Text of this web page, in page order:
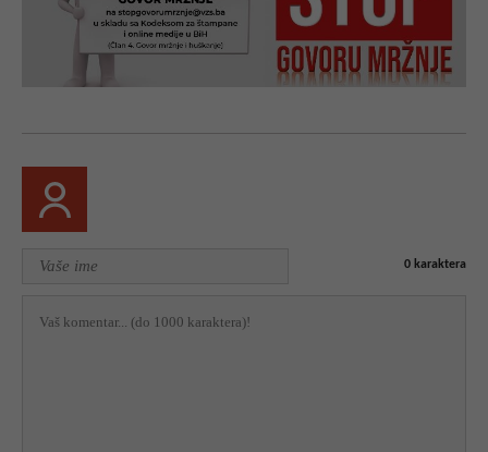
0 karaktera